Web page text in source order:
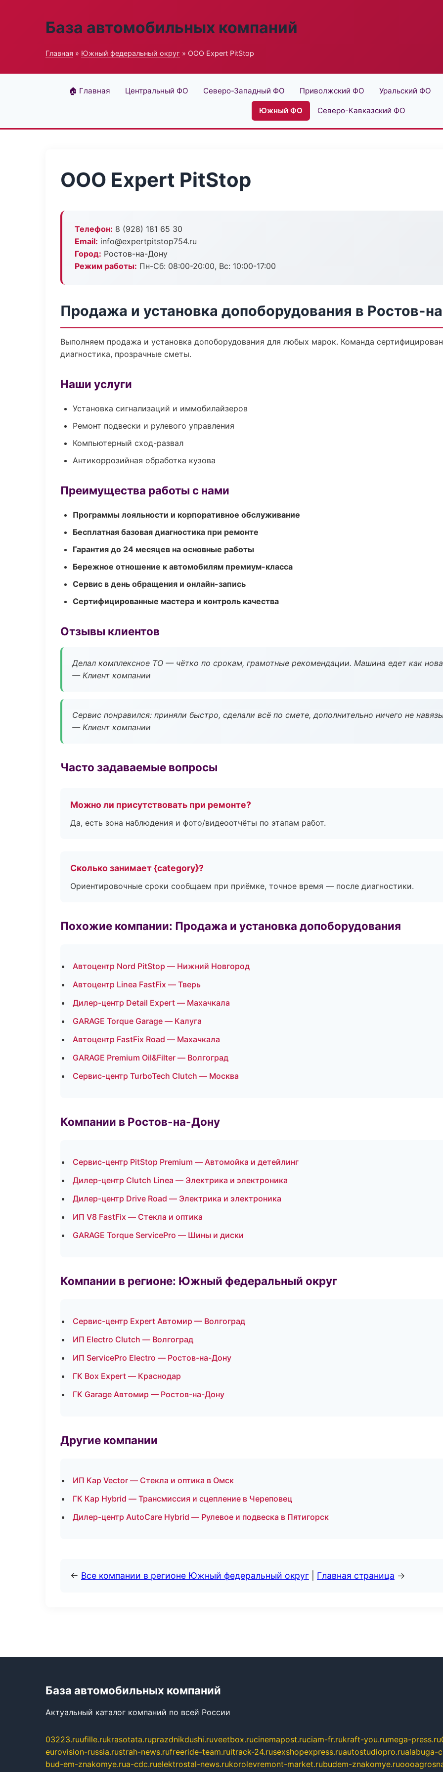
База автомобильных компаний
Главная » Южный федеральный округ » ООО Expert PitStop
🏠 Главная Центральный ФО Северо-Западный ФО Приволжский ФО Уральский ФО
Южный ФО Северо-Кавказский ФО
ООО Expert PitStop
Телефон: 8 (928) 181 65 30
Email: info@expertpitstop754.ru
Город: Ростов-на-Дону
Режим работы: Пн-Сб: 08:00-20:00, Вс: 10:00-17:00
Продажа и установка допоборудования в Ростов-
Выполняем продажа и установка допоборудования для любых марок. Команда
диагностика, прозрачные сметы.
Наши услуги
Установка сигнализаций и иммобилайзеров
Ремонт подвески и рулевого управления
Компьютерный сход-развал
Антикоррозийная обработка кузова
Преимущества работы с нами
Программы лояльности и корпоративное обслуживание
Бесплатная базовая диагностика при ремонте
Гарантия до 24 месяцев на основные работы
Бережное отношение к автомобилям премиум-класса
Сервис в день обращения и онлайн-запись
Сертифицированные мастера и контроль качества
Отзывы клиентов
Делал комплексное ТО — чётко по срокам, грамотные рекомендации. Машина едет как
— Клиент компании
Сервис понравился: приняли быстро, сделали всё по смете, дополнительно ничего не
— Клиент компании
Часто задаваемые вопросы
Можно ли присутствовать при ремонте?
Да, есть зона наблюдения и фото/видеоотчёты по этапам работ.
Сколько занимает {category}?
Ориентировочные сроки сообщаем при приёмке, точное время — после диагностики.
Похожие компании: Продажа и установка допоборудования
Автоцентр Nord PitStop — Нижний Новгород
Автоцентр Linea FastFix — Тверь
Дилер-центр Detail Expert — Махачкала
GARAGE Torque Garage — Калуга
Автоцентр FastFix Road — Махачкала
GARAGE Premium Oil&Filter — Волгоград
Сервис-центр TurboTech Clutch — Москва
Компании в Ростов-на-Дону
Сервис-центр PitStop Premium — Автомойка и детейлинг
Дилер-центр Clutch Linea — Электрика и электроника
Дилер-центр Drive Road — Электрика и электроника
ИП V8 FastFix — Стекла и оптика
GARAGE Torque ServicePro — Шины и диски
Компании в регионе: Южный федеральный округ
Сервис-центр Expert Автомир — Волгоград
ИП Electro Clutch — Волгоград
ИП ServicePro Electro — Ростов-на-Дону
ГК Box Expert — Краснодар
ГК Garage Автомир — Ростов-на-Дону
Другие компании
ИП Кар Vector — Стекла и оптика в Омск
ГК Кар Hybrid — Трансмиссия и сцепление в Череповец
Дилер-центр AutoCare Hybrid — Рулевое и подвеска в Пятигорск
← Все компании в регионе Южный федеральный округ Главная страница →
База автомобильных компаний
Актуальный каталог компаний по всей России
03223.ruufille.rukrasotata.ruprazdnikdushi.ruveetbox.rucinemapost.ruciam-fr.rukraft-you.rumega-press.ru
eurovision-russia.rustrah-news.rufreeride-team.ruitrack-24.rusexshopexpress.ruautostudiopro.rualabuga-
bud-em-znakomye.rua-cdc.ruelektrostal-news.rukorolevremont-market.rubudem-znakomye.ru